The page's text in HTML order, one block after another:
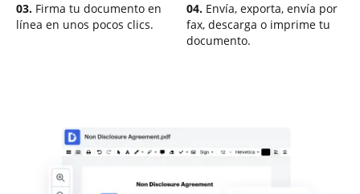
03. Firma tu documento en
línea en unos pocos clics.
04. Envía, exporta, envía por
fax, descarga o imprime tu
documento.